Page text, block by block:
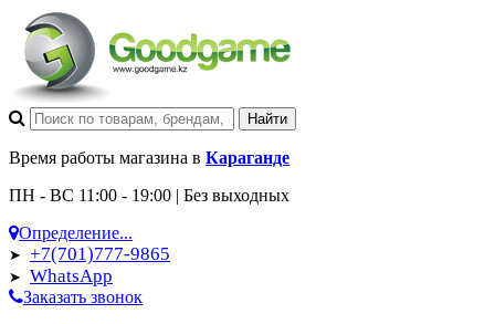
Время работы магазина в Караганде
ПН - ВС 11:00 - 19:00 | Без выходных
Определение...
➤ +7(701)777-9865
➤ WhatsApp
Заказать звонок